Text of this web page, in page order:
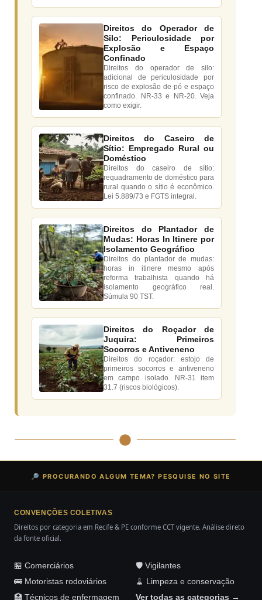
Direitos do Operador de
Silo: Periculosidade por
Explosão e Espaço
Confinado
Direitos do operador de silo:
adicional de periculosidade por
risco de explosão de pó e espaço
confinado. NR-33 e NR-20. Veja
como exigir.
Direitos do Caseiro de
Sítio: Empregado Rural ou
Doméstico
Direitos do caseiro de sítio:
requadramento de doméstico para
rural quando o sítio é econômico.
Lei 5.889/73 e FGTS integral.
Direitos do Plantador de
Mudas: Horas In Itinere por
Isolamento Geográfico
Direitos do plantador de mudas:
horas in itinere mesmo após
reforma trabalhista quando há
isolamento geográfico real.
Súmula 90 TST.
Direitos do Roçador de
Juquira: Primeiros
Socorros e Antiveneno
Direitos do roçador: estojo de
primeiros socorros e antiveneno
em campo isolado. NR-31 item
31.7 (riscos biológicos).
🔎 PROCURANDO ALGUM TEMA? PESQUISE NO SITE
CONVENÇÕES COLETIVAS
Direitos por categoria em Recife & PE conforme CCT vigente. Análise direto
da fonte oficial.
🏪 Comerciários
🛡️ Vigilantes
🚌 Motoristas rodoviários
🧹 Limpeza e conservação
🏥 Técnicos de enfermagem
Ver todas as categorias →